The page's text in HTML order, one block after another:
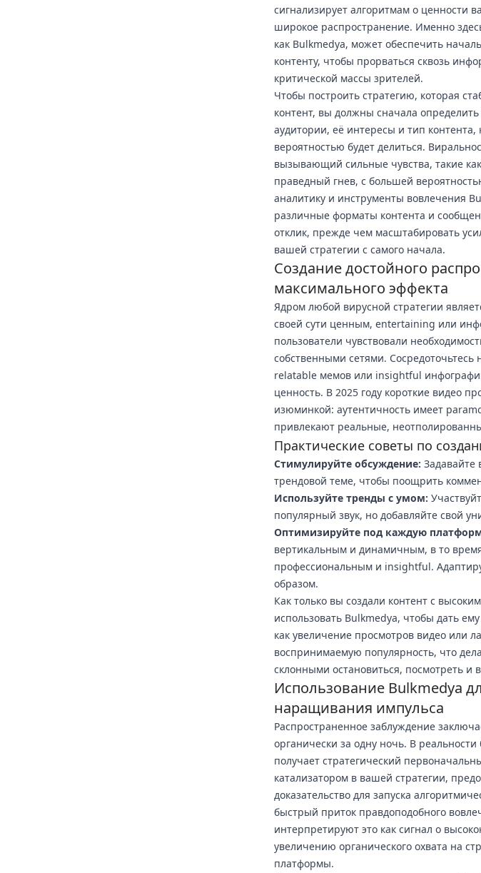
сигнализирует алгоритмам о ценности
широкое распространение. Именно
как Bulkmedya, может обеспечить
контенту, чтобы прорваться сквозь
критической массы зрителей.
Чтобы построить стратегию, которая
контент, вы должны сначала
аудитории, её интересы и тип
вероятностью будет делиться.
вызывающий сильные чувства, такие
праведный гнев, с большей
аналитику и инструменты вовлечения
различные форматы контента и
отклик, прежде чем масштабировать
вашей стратегии с самого начала.
Создание достойного
максимального эффекта
Ядром любой вирусной стратегии
своей сути ценным, entertaining или
пользователи чувствовали
собственными сетями.
relatable мемов или insightful
ценность. В 2025 году короткие видео
изюминкой: аутентичность имеет
привлекают реальные,
Практические советы по
Стимулируйте обсуждение:
трендовой теме, чтобы поощрить
Используйте тренды с умом:
популярный звук, но добавляйте свой
Оптимизируйте под каждую
вертикальным и динамичным, в то
профессиональным и insightful.
образом.
Как только вы создали контент с
использовать Bulkmedya, чтобы дать
как увеличение просмотров видео или
воспринимаемую популярность, что
склонными остановиться, посмотреть и
Использование Bulkmedya
наращивания импульса
Распространенное заблуждение
органически за одну ночь. В
получает стратегический
катализатором в вашей стратегии,
доказательство для запуска
быстрый приток правдоподобного
интерпретируют это как сигнал о
увеличению органического охвата на
платформы.